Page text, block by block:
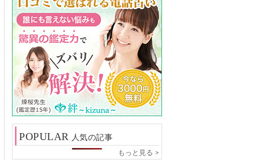
POPULAR 人気の記事
もっと見る >